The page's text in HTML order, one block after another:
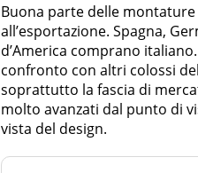
Buona parte delle
all’esportazione. Spagna,
d’America comprano
confronto con altri colossi
soprattutto la fascia di
molto avanzati dal punto di
vista del design.